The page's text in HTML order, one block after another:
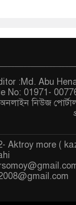
:Md. Abu
No: 01971-
নিউজ
Aktroy more (